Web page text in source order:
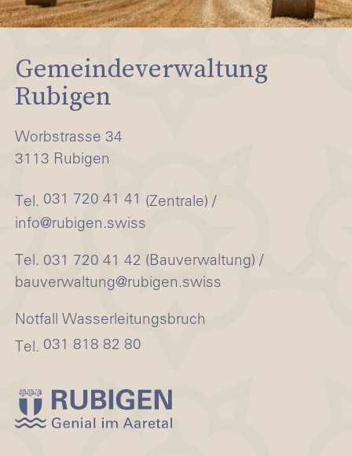
Gemeindeverwaltung
Rubigen
Worbstrasse 34
3113 Rubigen
Tel. 031 720 41 41 (Zentrale) /
info@rubigen.swiss
Tel. 031 720 41 42 (Bauverwaltung) /
bauverwaltung@rubigen.swiss
Notfall Wasserleitungsbruch
Tel. 031 818 82 80